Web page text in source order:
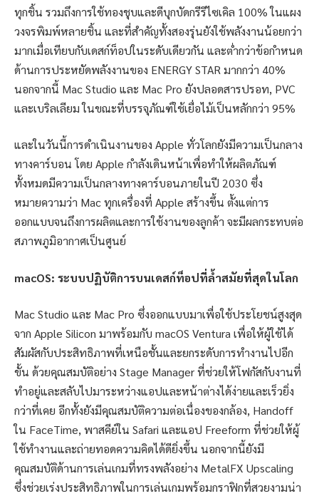
ทุกชิ้น รวมถึงการใช้ทองชุบและดีบุกบัดกรีรีไซเคิล 100% ในแผง
วงจรพิมพ์หลายชิ้น และที่สำคัญทั้งสองรุ่นยังใช้พลังงานน้อยกว่า
มากเมื่อเทียบกับเดสก์ท็อปในระดับเดียวกัน และต่ำกว่าข้อกำหนด
ด้านการประหยัดพลังงานของ ENERGY STAR มากกว่า 40%
นอกจากนี้ Mac Studio และ Mac Pro ยังปลอดสารปรอท, PVC
และเบริลเลียม ในขณะที่บรรจุภัณฑ์ใช้เยื่อไม้เป็นหลักกว่า 95%
และในวันนี้การดำเนินงานของ Apple ทั่วโลกยังมีความเป็นกลาง
ทางคาร์บอน โดย Apple กำลังเดินหน้าเพื่อทำให้ผลิตภัณฑ์
ทั้งหมดมีความเป็นกลางทางคาร์บอนภายในปี 2030 ซึ่ง
หมายความว่า Mac ทุกเครื่องที่ Apple สร้างขึ้น ตั้งแต่การ
ออกแบบจนถึงการผลิตและการใช้งานของลูกค้า จะมีผลกระทบต่อ
สภาพภูมิอากาศเป็นศูนย์
macOS: ระบบปฏิบัติการบนเดสก์ท็อปที่ล้ำสมัยที่สุดในโลก
Mac Studio และ Mac Pro ซึ่งออกแบบมาเพื่อใช้ประโยชน์สูงสุด
จาก Apple Silicon มาพร้อมกับ macOS Ventura เพื่อให้ผู้ใช้ได้
สัมผัสกับประสิทธิภาพที่เหนือชั้นและยกระดับการทำงานไปอีก
ขั้น ด้วยคุณสมบัติอย่าง Stage Manager ที่ช่วยให้โฟกัสกับงานที่
ทำอยู่และสลับไปมาระหว่างแอปและหน้าต่างได้ง่ายและเร็วยิ่ง
กว่าที่เคย อีกทั้งยังมีคุณสมบัติความต่อเนื่องของกล้อง, Handoff
ใน FaceTime, พาสคีย์ใน Safari และแอป Freeform ที่ช่วยให้ผู้
ใช้ทำงานและถ่ายทอดความคิดได้ดียิ่งขึ้น นอกจากนี้ยังมี
คุณสมบัติด้านการเล่นเกมที่ทรงพลังอย่าง MetalFX Upscaling
ซึ่งช่วยเร่งประสิทธิภาพในการเล่นเกมพร้อมกราฟิกที่สวยงามน่า